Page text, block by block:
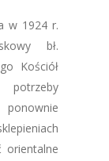
w 1924 r.
bł.
Kościół
orientalne